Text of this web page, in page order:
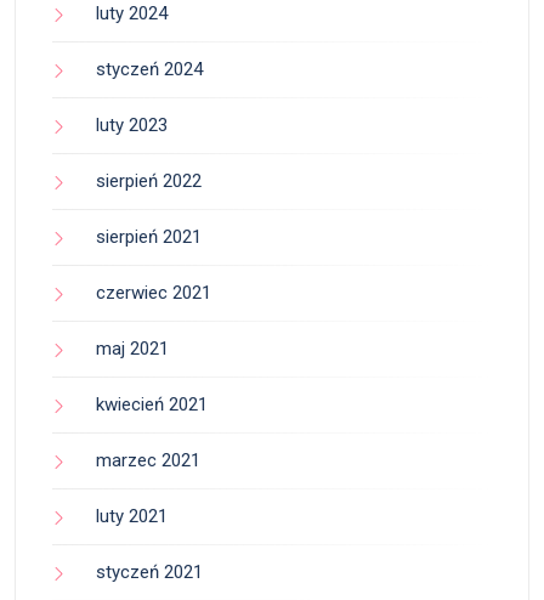
luty 2024
styczeń 2024
luty 2023
sierpień 2022
sierpień 2021
czerwiec 2021
maj 2021
kwiecień 2021
marzec 2021
luty 2021
styczeń 2021